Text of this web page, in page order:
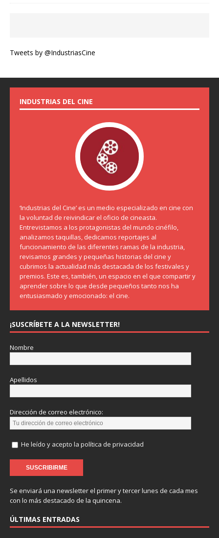
Tweets by @IndustriasCine
INDUSTRIAS DEL CINE
‘Industrias del Cine’ es un medio especializado en cine con
la voluntad de reivindicar el oficio de cineasta.
Entrevistamos a los protagonistas del mundo cinéfilo,
analizamos taquillas, dedicamos reportajes al
funcionamiento de las diferentes ramas de la industria,
revisamos grandes y pequeñas historias del cine y
cubrimos la actualidad más destacada de los festivales y
premios. Este es, también, un espacio en el que compartir y
aprender sobre lo que desde pequeños tanto nos ha
entusiasmado y emocionado: el cine.
¡SUSCRÍBETE A LA NEWSLETTER!
Nombre
Apellidos
Dirección de correo electrónico:
He leído y acepto la política de privacidad
Se enviará una newsletter el primer y tercer lunes de cada mes
con lo más destacado de la quincena.
ÚLTIMAS ENTRADAS